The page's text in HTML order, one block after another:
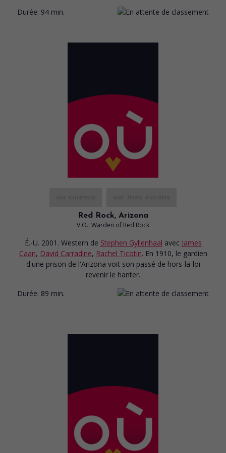
Durée: 94 min.
Red Rock, Arizona
V.O.: Warden of Red Rock
É.-U. 2001. Western de Stephen Gyllenhaal avec James
Caan, David Carradine, Rachel Ticotin. En 1910, le gardien
d'une prison de l'Arizona voit son passé de hors-la-loi
revenir le hanter.
Durée: 89 min.